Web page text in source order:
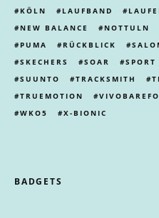
KÖLN
LAUFBAND
NEW BALANCE
NOTTULN
PUMA
RÜCKBLICK
SKECHERS
SOAR SPORT
SUUNTO
TRACKSMITH
TRUEMOTION
WKO5
X-BIONIC
BADGETS